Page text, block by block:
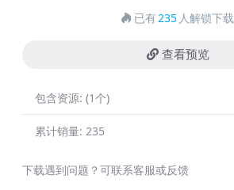
已有235 人解锁下载
查看预览
包含资源: (1个)
累计销量: 235
下载遇到问题？可联系客服或反馈